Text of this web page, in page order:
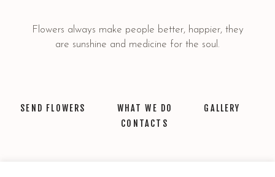
Flowers always make people better, happier, they
are sunshine and medicine for the soul.
SEND FLOWERS WHAT WE DO
GALLERY
CONTACTS